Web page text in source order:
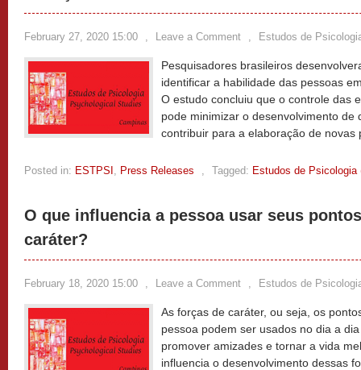
February 27, 2020 15:00 , Leave a Comment , Estudos de
Pesquisadores brasileiros
identificar a habilidade das pessoas
O estudo concluiu que o controle das
pode minimizar o desenvolvimento de
contribuir para a elaboração de
Posted in: ESTPSI , Press Releases , Tagged: Estudos de Psicologia
O que influencia a pessoa usar seus
caráter?
February 18, 2020 15:00 , Leave a Comment , Estudos de
As forças de caráter, ou seja, os
pessoa podem ser usados no dia a
promover amizades e tornar a vida
influencia o desenvolvimento dessas